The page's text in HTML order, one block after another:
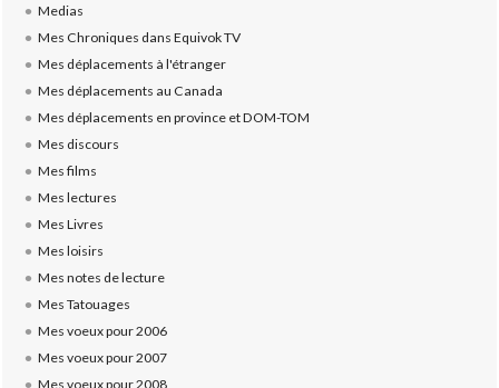
Medias
Mes Chroniques dans Equivok TV
Mes déplacements à l'étranger
Mes déplacements au Canada
Mes déplacements en province et DOM-TOM
Mes discours
Mes films
Mes lectures
Mes Livres
Mes loisirs
Mes notes de lecture
Mes Tatouages
Mes voeux pour 2006
Mes voeux pour 2007
Mes voeux pour 2008